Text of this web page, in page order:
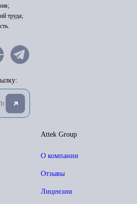
труда;
Attek Group
О компании
Отзывы
Лицензии